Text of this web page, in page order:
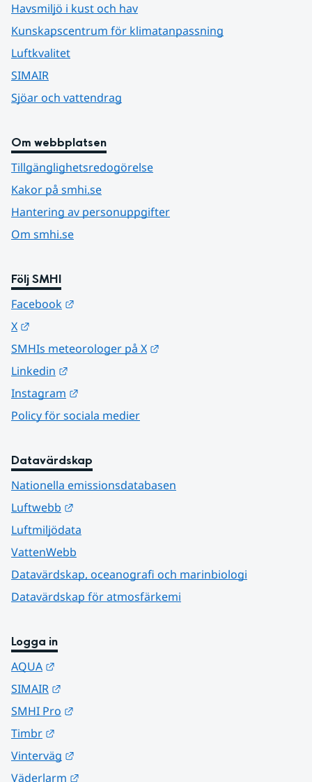
Havsmiljö i kust och hav
Kunskapscentrum för klimatanpassning
Luftkvalitet
SIMAIR
Sjöar och vattendrag
Om webbplatsen
Tillgänglighetsredogörelse
Kakor på smhi.se
Hantering av personuppgifter
Om smhi.se
Följ SMHI
Facebook
X
SMHIs meteorologer på X
Linkedin
Instagram
Policy för sociala medier
Datavärdskap
Nationella emissionsdatabasen
Luftwebb
Luftmiljödata
VattenWebb
Datavärdskap, oceanografi och marinbiologi
Datavärdskap för atmosfärkemi
Logga in
AQUA
SIMAIR
SMHI Pro
Timbr
Vinterväg
Väderlarm